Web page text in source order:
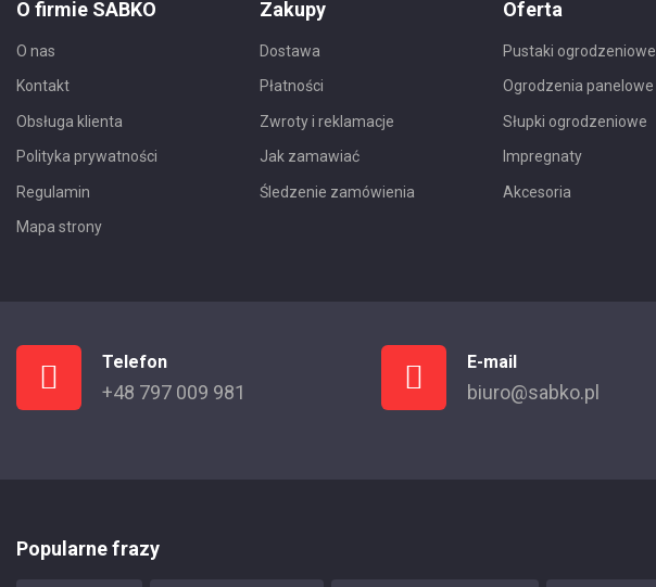
O firmie SABKO
O nas
Kontakt
Obsługa klienta
Polityka prywatności
Regulamin
Mapa strony
Zakupy
Dostawa
Płatności
Zwroty i reklamacje
Jak zamawiać
Śledzenie zamówienia
Oferta
Pustaki ogrodzeniowe
Ogrodzenia panelowe
Słupki ogrodzeniowe
Impregnaty
Akcesoria
Telefon
+48 797 009 981
E-mail
biuro@sabko.pl
Popularne frazy